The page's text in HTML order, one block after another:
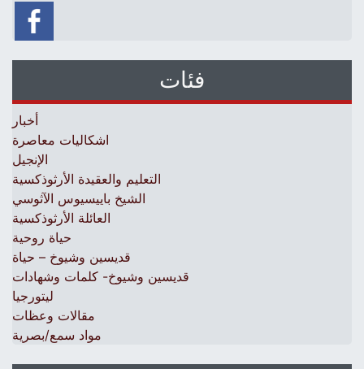
فئات
أخبار
اشكاليات معاصرة
الإنجيل
التعليم والعقيدة الأرثوذكسية
الشيخ باييسيوس الآثوسي
العائلة الأرثوذكسية
حياة روحية
قديسين وشيوخ – حياة
قديسين وشيوخ- كلمات وشهادات
ليتورجيا
مقالات وعظات
مواد سمع/بصرية